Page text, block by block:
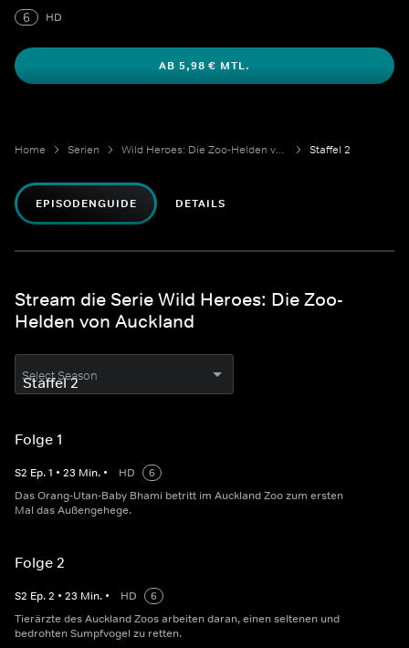
6
HD
AB 5,98 € MTL.
Home Serien Wild Heroes: Die Zoo-Helden von Auckland Staffel 2
EPISODENGUIDE DETAILS
Stream die Serie Wild Heroes: Die Zoo-
Helden von Auckland
Select Season
Folge 1
S2 Ep.1 • 23 Min. • HD
6
Das Orang-Utan-Baby Bhami betritt im Auckland Zoo zum ersten
Mal das Außengehege.
Folge 2
S2 Ep.2 • 23 Min. • HD
6
Tierärzte des Auckland Zoos arbeiten daran, einen seltenen und
bedrohten Sumpfvogel zu retten.